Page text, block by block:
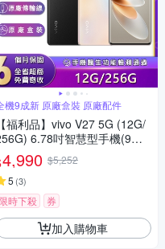
機9成新 原廠盒裝 原廠配件
【福利品】vivo V27 5G (12G/
6.78吋智慧型手機(9成
新)
4,990 $5,252
5 (3)
時下殺 券
加入購物車